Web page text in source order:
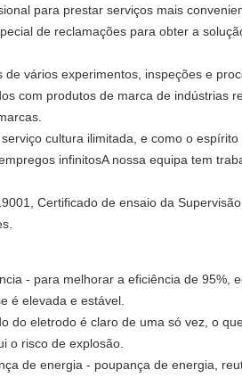
para prestar serviços mais
de reclamações para obter a
vários experimentos, inspeções e
com produtos de marca de indústrias
cultura ilimitada, e como o
infinitosA nossa equipa tem
Certificado de ensaio da
- para melhorar a eficiência de 95%,
é elevada e estável.
do eletrodo é claro de uma só vez, o
o risco de explosão.
de energia - poupança de energia,